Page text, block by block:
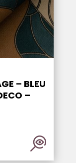
– BLEU
–